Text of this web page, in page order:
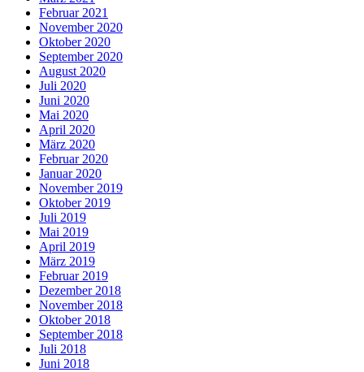
Februar 2021
November 2020
Oktober 2020
September 2020
August 2020
Juli 2020
Juni 2020
Mai 2020
April 2020
März 2020
Februar 2020
Januar 2020
November 2019
Oktober 2019
Juli 2019
Mai 2019
April 2019
März 2019
Februar 2019
Dezember 2018
November 2018
Oktober 2018
September 2018
Juli 2018
Juni 2018